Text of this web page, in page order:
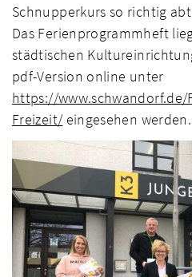
Schnupperkurs so richtig
Das Ferienprogrammheft
städtischen
pdf-Version online unter
https://
Freizeit/eingesehen werden.